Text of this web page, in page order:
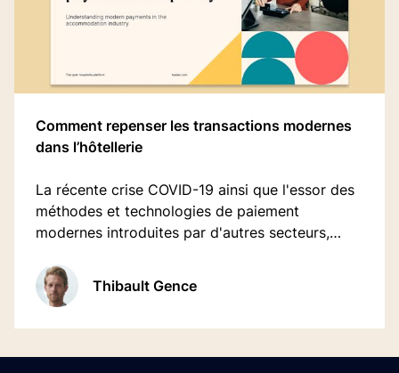
Comment repenser les transactions modernes
dans l’hôtellerie
La récente crise COVID-19 ainsi que l'essor des
méthodes et technologies de paiement
modernes introduites par d'autres secteurs,
question le monde traditionnel des paiements
hôteliers.
Thibault Gence